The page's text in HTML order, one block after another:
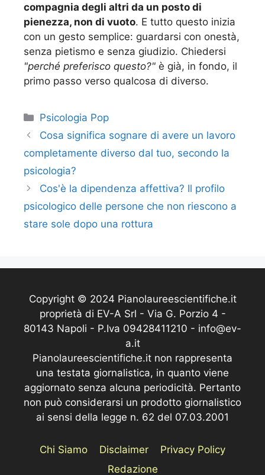
compagnia degli altri da un posto di
pienezza, non di vuoto. E tutto questo inizia
con un gesto semplice: guardarsi con onestà,
senza pietismo e senza giudizio. Chiedersi
"perché preferisco questo?" è già, in fondo, il
primo passo verso qualcosa di diverso.
Categorie
Psicologia Pop
Cosa significa sognare di avere un lavoro
completamente diverso dal tuo, secondo la
psicologia?
Cos'è la dipendenza affettiva? Il profilo
psicologico delle persone che non riescono a
stare sole dopo una rottura
Copyright © 2024 Pianolaureescientifiche.it
proprietà di EV-A Srl - Via G. Porzio 4 -
80143 Napoli - P.Iva 09428411210 - info@ev-
a.it
Pianolaureescientifiche.it non rappresenta
una testata giornalistica, in quanto viene
aggiornato senza alcuna periodicità. Pertanto
non può considerarsi un prodotto giornalistico
ai sensi della legge n. 62 del 07.03.2001
Chi Siamo Disclaimer
Privacy Policy
Redazione